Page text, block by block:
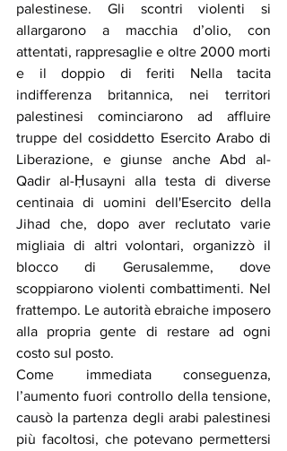
palestinese. Gli scontri violenti si
allargarono a macchia d’olio, con
attentati, rappresaglie e oltre 2000 morti
e il doppio di feriti Nella tacita
indifferenza britannica, nei territori
palestinesi cominciarono ad affluire
truppe del cosiddetto Esercito Arabo di
Liberazione, e giunse anche Abd al-
Qadir al-Ḥusayni alla testa di diverse
centinaia di uomini dell'Esercito della
Jihad che, dopo aver reclutato varie
migliaia di altri volontari, organizzò il
blocco di Gerusalemme, dove
scoppiarono violenti combattimenti. Nel
frattempo. Le autorità ebraiche imposero
alla propria gente di restare ad ogni
costo sul posto.
Come immediata conseguenza,
l’aumento fuori controllo della tensione,
causò la partenza degli arabi palestinesi
più facoltosi, che potevano permettersi